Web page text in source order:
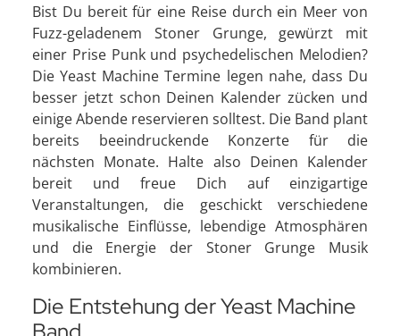
Bist Du bereit für eine Reise durch ein Meer von
Fuzz-geladenem Stoner Grunge, gewürzt mit
einer Prise Punk und psychedelischen Melodien?
Die Yeast Machine Termine legen nahe, dass Du
besser jetzt schon Deinen Kalender zücken und
einige Abende reservieren solltest. Die Band plant
bereits beeindruckende Konzerte für die
nächsten Monate. Halte also Deinen Kalender
bereit und freue Dich auf einzigartige
Veranstaltungen, die geschickt verschiedene
musikalische Einflüsse, lebendige Atmosphären
und die Energie der Stoner Grunge Musik
kombinieren.
Die Entstehung der Yeast Machine